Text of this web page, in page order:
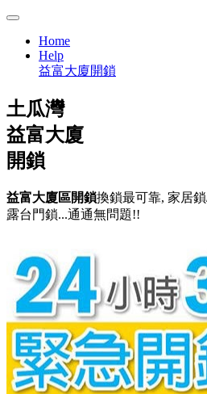
Home
Help
益富大廈開鎖
土瓜灣
益富大廈
開鎖
益富大廈區開鎖換鎖最可靠, 家居
露台門鎖...通通無問題!!